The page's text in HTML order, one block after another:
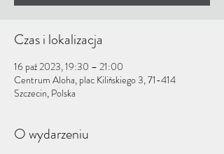
Czas i lokalizacja
16 paź 2023, 19:30 – 21:00
Centrum Aloha, plac Kilińskiego 3, 71-414
Szczecin, Polska
O wydarzeniu